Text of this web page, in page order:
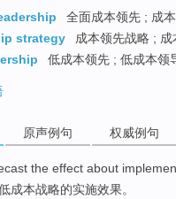
全面成本领先 ; 成
strategy
成本领先战略 ;
低成本领先 ; 低成本领
原声例句 权威例句
the effect about
成本战略的实施效果。